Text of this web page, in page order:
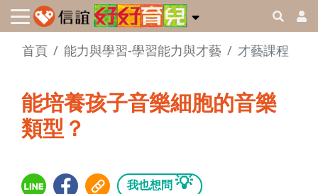
首頁 能力與學習-學習能力與才藝 才藝課程
能培養孩子音樂細胞的音樂
類型？
我也想問 💡